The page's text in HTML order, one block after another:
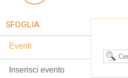
SFOGLIA:
Eventi
Inserisci evento